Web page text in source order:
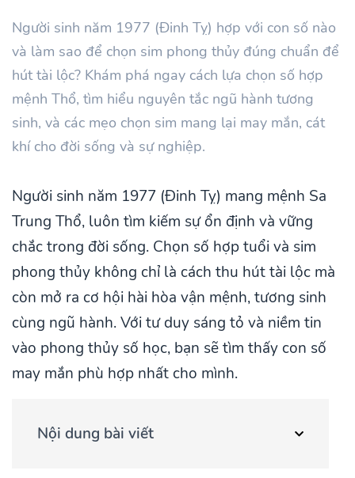
Người sinh năm 1977 (Đinh Tỵ) hợp với con số nào
và làm sao để chọn sim phong thủy đúng chuẩn để
hút tài lộc? Khám phá ngay cách lựa chọn số hợp
mệnh Thổ, tìm hiểu nguyên tắc ngũ hành tương
sinh, và các mẹo chọn sim mang lại may mắn, cát
khí cho đời sống và sự nghiệp.
Người sinh năm 1977 (Đinh Tỵ) mang mệnh Sa
Trung Thổ, luôn tìm kiếm sự ổn định và vững
chắc trong đời sống. Chọn số hợp tuổi và sim
phong thủy không chỉ là cách thu hút tài lộc mà
còn mở ra cơ hội hài hòa vận mệnh, tương sinh
cùng ngũ hành. Với tư duy sáng tỏ và niềm tin
vào phong thủy số học, bạn sẽ tìm thấy con số
may mắn phù hợp nhất cho mình.
Nội dung bài viết